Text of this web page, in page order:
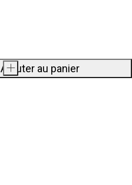
+
Ajouter au panier